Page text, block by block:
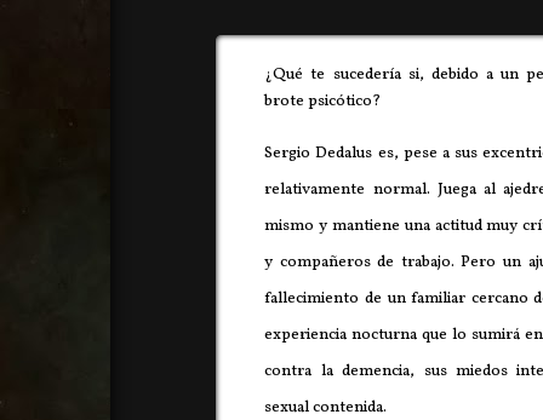
¿Qué te sucedería si, debido a un
brote psicótico?
Sergio Dedalus es, pese a sus
relativamente normal. Juega al
mismo y mantiene una actitud muy
y compañeros de trabajo. Pero un
fallecimiento de un familiar cercano
experiencia nocturna que lo sumirá
contra la demencia, sus miedos
sexual contenida.